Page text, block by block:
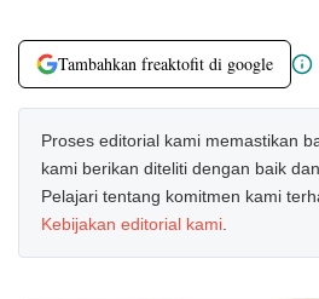
Tambahkan freaktofit di google
Proses editorial kami memastikan
kami berikan diteliti dengan baik
Pelajari tentang komitmen kami
Kebijakan editorial kami